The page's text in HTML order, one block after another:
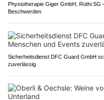
Physiotherapie Giger GmbH, Rüthi SG
Beschwerden
Sicherheitsdienst DFC Guard GmbH
zuverlässig